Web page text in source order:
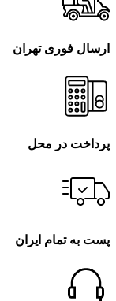
ارسال فوری تهران
پرداخت در محل
پست به تمام ایران